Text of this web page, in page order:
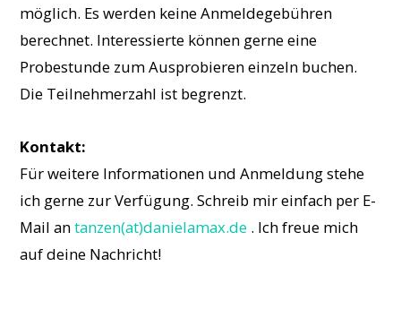
möglich. Es werden keine Anmeldegebühren
berechnet. Interessierte können gerne eine
Probestunde zum Ausprobieren einzeln buchen.
Die Teilnehmerzahl ist begrenzt.
Kontakt:
Für weitere Informationen und Anmeldung stehe
ich gerne zur Verfügung. Schreib mir einfach per E-
Mail antanzen(at)danielamax.de . Ich freue mich
auf deine Nachricht!